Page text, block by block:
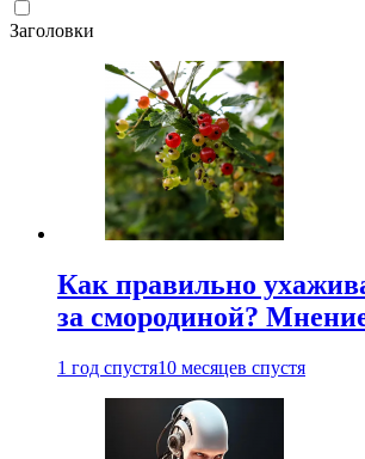
Заголовки
Как правильно
за смородиной?
1 год спустя10 месяцев спустя